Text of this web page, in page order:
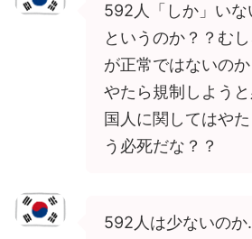
592人「しか」い
というのか？？む
が正常ではないの
やたら規制しよう
国人に関してはや
う必死だな？？
592人は少ないの